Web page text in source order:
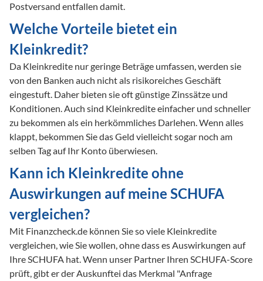
Postversand entfallen damit.
Welche Vorteile bietet ein
Kleinkredit?
Da Kleinkredite nur geringe Beträge umfassen, werden sie
von den Banken auch nicht als risikoreiches Geschäft
eingestuft. Daher bieten sie oft günstige Zinssätze und
Konditionen. Auch sind Kleinkredite einfacher und schneller
zu bekommen als ein herkömmliches Darlehen. Wenn alles
klappt, bekommen Sie das Geld vielleicht sogar noch am
selben Tag auf Ihr Konto überwiesen.
Kann ich Kleinkredite ohne
Auswirkungen auf meine SCHUFA
vergleichen?
Mit Finanzcheck.de können Sie so viele Kleinkredite
vergleichen, wie Sie wollen, ohne dass es Auswirkungen auf
Ihre SCHUFA hat. Wenn unser Partner Ihren SCHUFA-Score
prüft, gibt er der Auskunftei das Merkmal "Anfrage